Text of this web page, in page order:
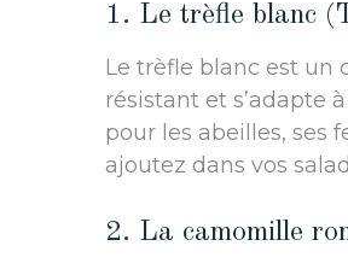
1. Le trèfle blanc
Le trèfle blanc est un
résistant et s’adapte
pour les abeilles, ses
ajoutez dans vos
2. La camomille